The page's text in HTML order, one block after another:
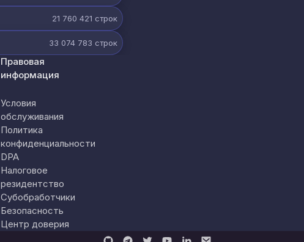
21 760 421 строк
33 074 783 строк
Правовая
информация
Условия
обслуживания
Политика
конфиденциальности
DPA
Налоговое
резидентство
Субобработчики
Безопасность
Центр доверия